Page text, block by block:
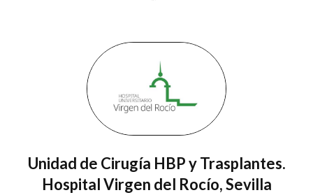
Unidad de Cirugía HBP y Trasplantes.
Hospital Virgen del Rocío, Sevilla